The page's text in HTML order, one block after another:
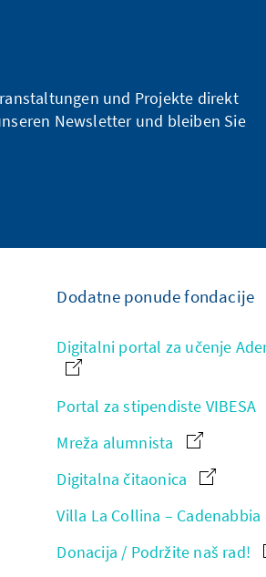
und Projekte direkt
Newsletter und bleiben Sie
Dodatne ponude fondacije
Digitalni portal za učenje
Portal za stipendiste VIBESA
Mreža alumnista
Digitalna čitaonica
Villa La Collina – Cadenabbia
Donacija / Podržite naš rad!